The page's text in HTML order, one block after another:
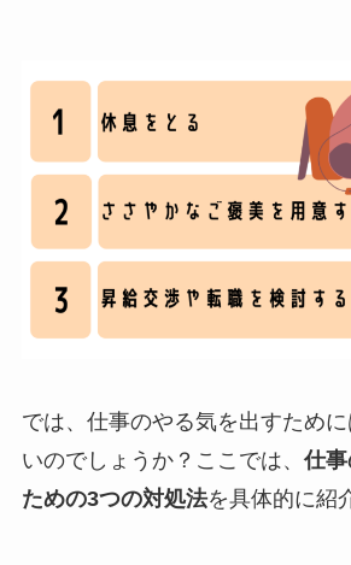
では、仕事のやる気を出すため
いのでしょうか？ここでは、 仕
ための3つの対処法を具体的に紹